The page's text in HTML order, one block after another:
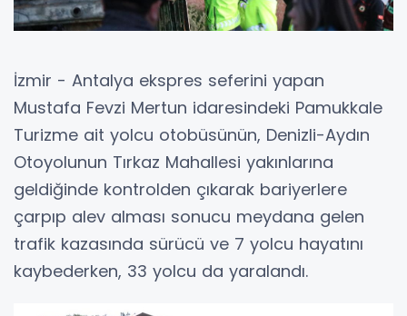
İzmir - Antalya ekspres seferini yapan
Mustafa Fevzi Mertun idaresindeki Pamukkale
Turizme ait yolcu otobüsünün, Denizli-Aydın
Otoyolunun Tırkaz Mahallesi yakınlarına
geldiğinde kontrolden çıkarak bariyerlere
çarpıp alev alması sonucu meydana gelen
trafik kazasında sürücü ve 7 yolcu hayatını
kaybederken, 33 yolcu da yaralandı.